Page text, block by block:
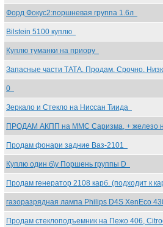
Форд Фокус2:поршневая группа 1.6л
Bilstein 5100 куплю
Куплю туманки на приору
Запасные части ТАТА. Продам. Срочно.
0
Зеркало и Стекло на Ниссан Тиида
ПРОДАМ АКПП на ММС Саризма, + железо
Продам фонари задние Ваз-2101
Куплю один б\у Поршень группы D
Продам генератор 2108 карб. (подходит к
газоразрядная лампа Philips D4S XenEco
Продам стеклоподъемник на Пежо 406,